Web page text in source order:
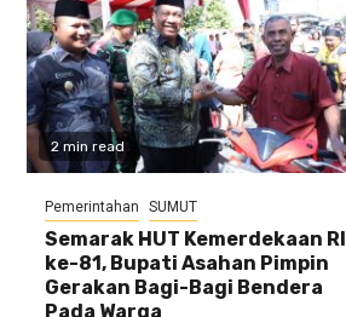
2 min read
Pemerintahan SUMUT
Semarak HUT Kemerdekaan RI
ke-81, Bupati Asahan Pimpin
Gerakan Bagi-Bagi Bendera
Pada Warga